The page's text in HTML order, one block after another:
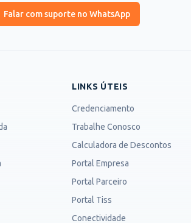
Falar com suporte no WhatsApp
LINKS ÚTEIS
Credenciamento
Trabalhe Conosco
Calculadora de Descontos
Portal Empresa
Portal Parceiro
Portal Tiss
Conectividade